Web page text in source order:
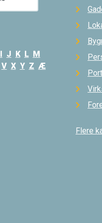
I J K L M
V X Y Z Æ
Flere